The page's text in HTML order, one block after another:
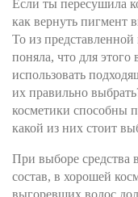
Если ты пересушила
как вернуть пигмент
То из
поняла, что для
использовать
их правильно
косметики способны
какой из них стоит
При выборе средства
состав, в хорошей